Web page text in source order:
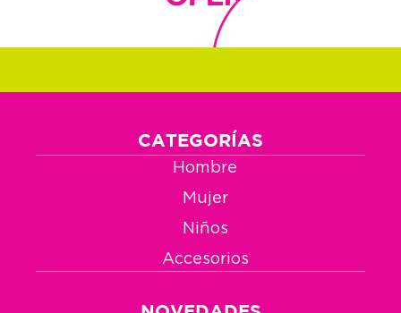
CATEGORÍAS
Hombre
Mujer
Niños
Accesorios